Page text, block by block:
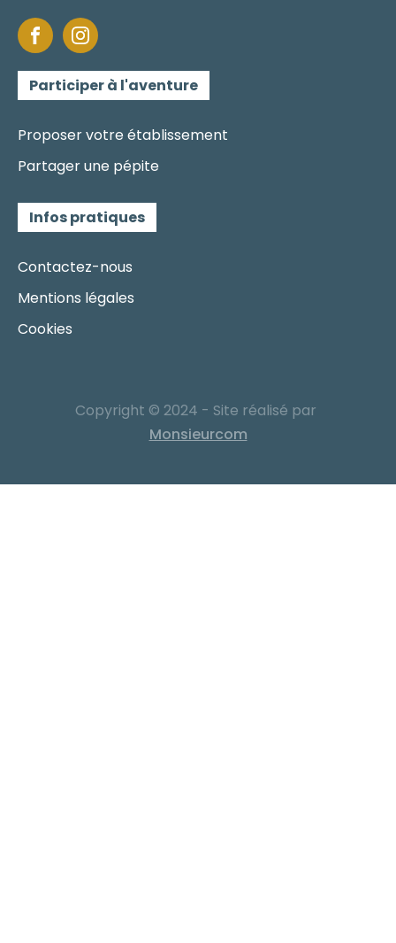
Participer à l'aventure
Proposer votre établissement
Partager une pépite
Infos pratiques
Contactez-nous
Mentions légales
Cookies
Copyright © 2024 - Site réalisé par
Monsieurcom